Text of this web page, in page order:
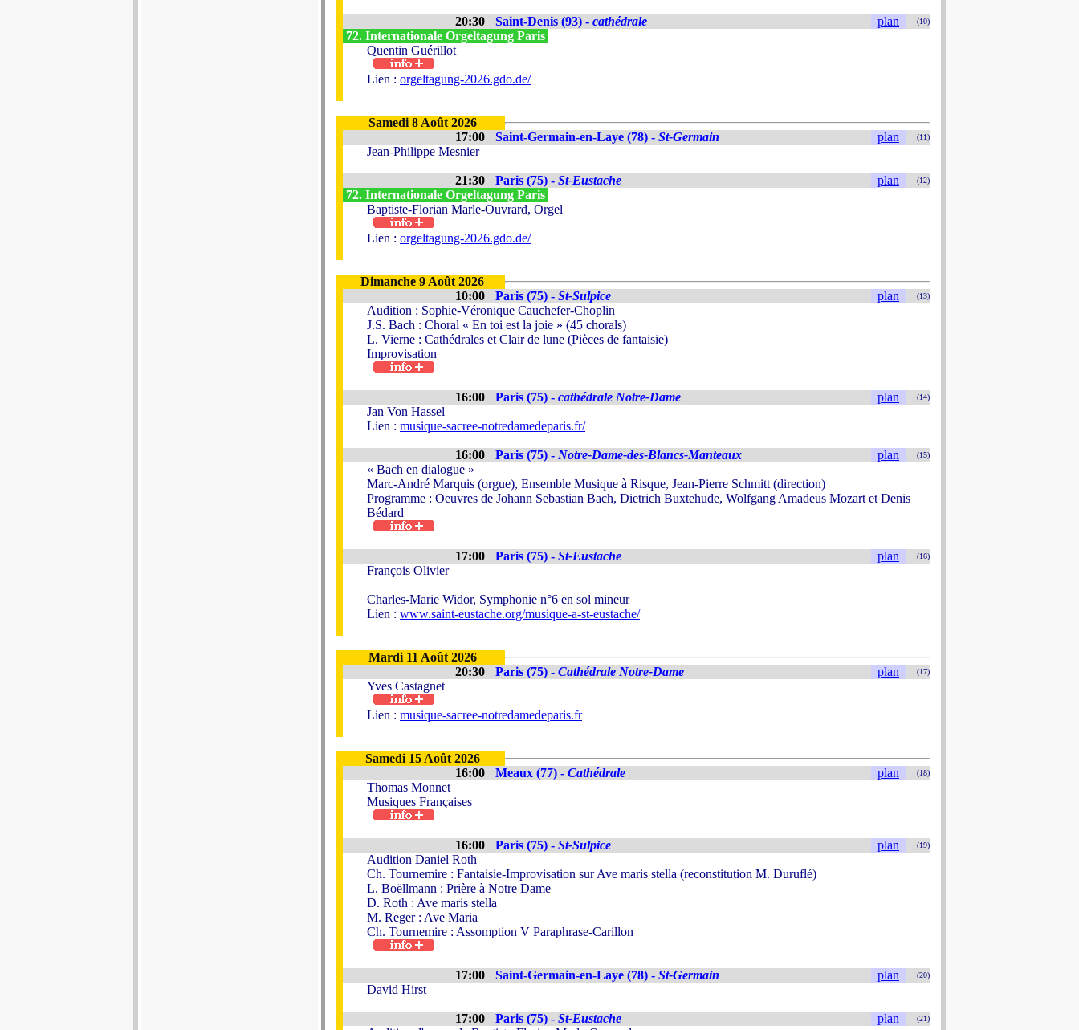
20:30 Saint-Denis (93) - cathédrale plan (10)
72. Internationale Orgeltagung Paris
Quentin Guérillot
Lien : orgeltagung-2026.gdo.de/
Samedi 8 Août 2026
17:00
Saint-Germain-en-Laye (78) - St-Germain plan (11)
Jean-Philippe Mesnier
21:30 Paris (75) - St-Eustache plan (12)
72. Internationale Orgeltagung Paris
Baptiste-Florian Marle-Ouvrard, Orgel
Lien : orgeltagung-2026.gdo.de/
Dimanche 9 Août 2026
10:00
Paris (75) - St-Sulpice plan (13)
Audition : Sophie-Véronique Cauchefer-Choplin
J.S. Bach : Choral « En toi est la joie » (45 chorals)
L. Vierne : Cathédrales et Clair de lune (Pièces de fantaisie)
Improvisation
16:00 Paris (75) - cathédrale Notre-Dame plan (14)
Jan Von Hassel
Lien : musique-sacree-notredamedeparis.fr/
16:00 Paris (75) - Notre-Dame-des-Blancs-Manteaux plan (15)
« Bach en dialogue »
Marc-André Marquis (orgue), Ensemble Musique à Risque, Jean-Pierre Schmitt (direction)
Programme : Oeuvres de Johann Sebastian Bach, Dietrich Buxtehude, Wolfgang Amadeus Mozart et Denis
Bédard
17:00 Paris (75) - St-Eustache plan (16)
François Olivier
Charles-Marie Widor, Symphonie n°6 en sol mineur
Lien : www.saint-eustache.org/musique-a-st-eustache/
Mardi 11 Août 2026
20:30
Paris (75) - Cathédrale Notre-Dame plan (17)
Yves Castagnet
Lien : musique-sacree-notredamedeparis.fr
Samedi 15 Août 2026
16:00
Meaux (77) - Cathédrale plan (18)
Thomas Monnet
Musiques Françaises
16:00 Paris (75) - St-Sulpice plan (19)
Audition Daniel Roth
Ch. Tournemire : Fantaisie-Improvisation sur Ave maris stella (reconstitution M. Duruflé)
L. Boëllmann : Prière à Notre Dame
D. Roth : Ave maris stella
M. Reger : Ave Maria
Ch. Tournemire : Assomption V Paraphrase-Carillon
17:00 Saint-Germain-en-Laye (78) - St-Germain plan (20)
David Hirst
17:00 Paris (75) - St-Eustache plan (21)